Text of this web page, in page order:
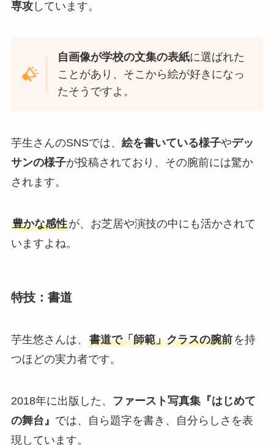
専攻しています。
自画像が学校の文集の表紙に選ばれた
ことがあり、そこから絵が好きになっ
たそうですよ。
芋生さんのSNSでは、 絵を書いている様子やデッ
サンの様子が投稿されており、その腕前には驚か
されます。
豊かな感性が、お芝居や演技の中にも活かされて
いますよね。
特技：書道
芋生悠さんは、 書道で「師範」クラスの腕前を持
つほどの実力者です。
2018年に出版した、
ファースト写真集『はじめて
の舞台』 では、自ら題字を書き、自分らしさを表
現しています。